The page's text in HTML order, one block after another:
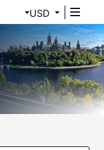
USD